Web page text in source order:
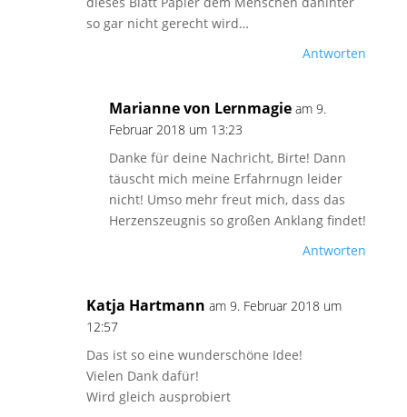
so gar nicht gerecht wird…
Antworten
Marianne von Lernmagie am 9.
Februar 2018 um 13:23
Danke für deine Nachricht, Birte! Dann
täuscht mich meine Erfahrnugn leider
nicht! Umso mehr freut mich, dass das
Herzenszeugnis so großen Anklang findet!
Antworten
Katja Hartmann am 9. Februar 2018 um
12:57
Das ist so eine wunderschöne Idee!
Vielen Dank dafür!
Wird gleich ausprobiert